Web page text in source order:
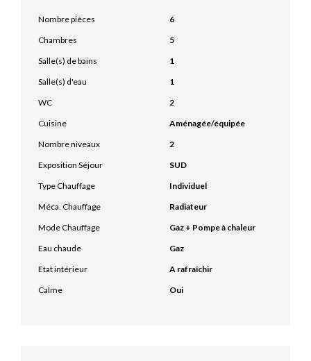
Nombre pièces
6
Chambres
5
Salle(s) de bains
1
Salle(s) d'eau
1
WC
2
Cuisine
Aménagée/équipée
Nombre niveaux
2
Exposition Séjour
SUD
Type Chauffage
Individuel
Méca. Chauffage
Radiateur
Mode Chauffage
Gaz + Pompe à chaleur
Eau chaude
Gaz
Etat intérieur
A rafraîchir
Calme
Oui